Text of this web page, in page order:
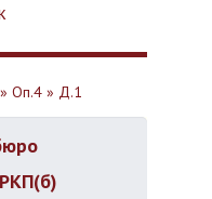
» Оп.4 » Д.1